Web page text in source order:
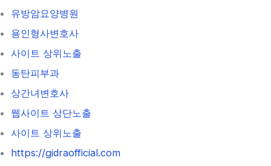
유방암요양병원
용인형사변호사
사이트 상위노출
동탄피부과
상간녀변호사
웹사이트 상단노출
사이트 상위노출
https://gidraofficial.com